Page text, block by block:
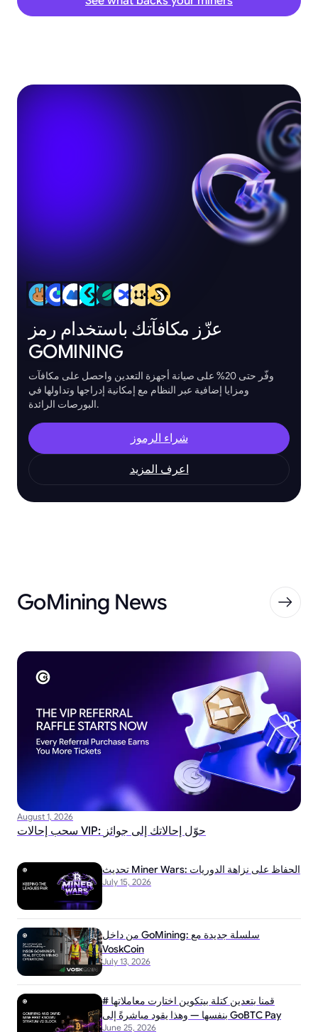
عزّز مكافآتك باستخدام رمز
GOMINING
وفّر حتى 20% على صيانة أجهزة التعدين واحصل على مكافآت
ومزايا إضافية عبر النظام مع إمكانية إدراجها وتداولها في
البورصات الرائدة.
شراء الرموز
اعرف المزيد
GoMining News
سحب إحالات VIP: حوّل إحالاتك إلى جوائز
August 1, 2026
تحديث Miner Wars: الحفاظ على نزاهة الدوريات
July 15, 2026
من داخل GoMining: سلسلة جديدة مع
VoskCoin
July 13, 2026
# قمنا بتعدين كتلة بيتكوين اختارت معاملاتها
بنفسها — وهذا يقود مباشرةً إلى GoBTC Pay
June 25, 2026